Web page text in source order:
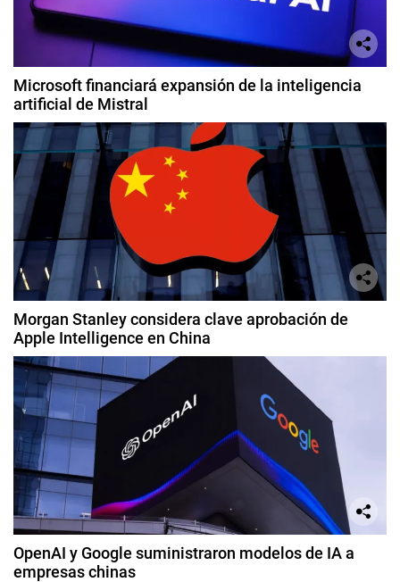
Microsoft financiará expansión de la inteligencia
artificial de Mistral
Morgan Stanley considera clave aprobación de
Apple Intelligence en China
OpenAI y Google suministraron modelos de IA a
empresas chinas